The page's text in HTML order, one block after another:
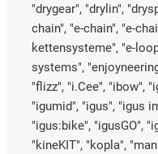
"drygear", "drylin",
chain", "e-chain", "e-
kettensysteme", "e-
systems",
"flizz", "i.Cee", "ibow",
"igumid", "igus", "igus
"igus:bike", "igusGO",
"kineKIT", "kopla",